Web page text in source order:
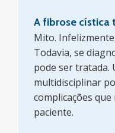
A fibrose cística
Mito.
Todavia, se
pode ser tratada.
multidisciplinar
complicações
paciente.